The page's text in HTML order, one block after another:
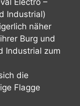
Electro –
Industrial)
näher
Burg und
Industrial zum
die
Flagge